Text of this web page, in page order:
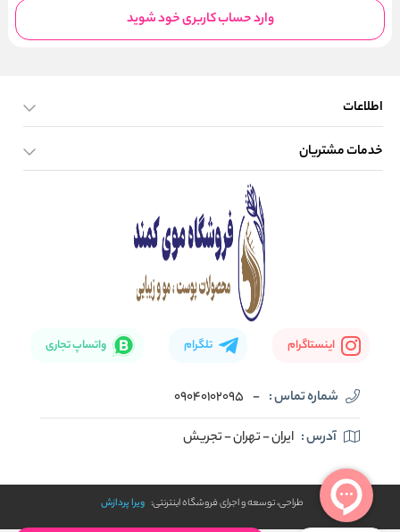
وارد حساب کاربری خود شوید
اطلاعات
صفحه اصلی
خدمات مشتریان
اینستاگرام تلگرام واتساپ تجاری
شماره تماس : -
09040102095
آدرس : ایران - تهران - تجریش
طراحی، توسعه و اجرای فروشگاه اینترنتی: ویرا پردازش